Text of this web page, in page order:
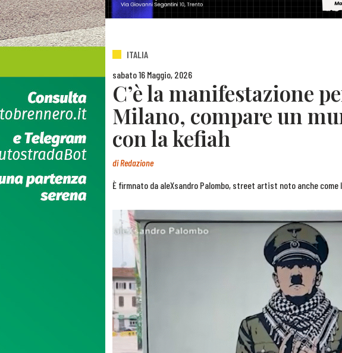
ITALIA
sabato 16 Maggio, 2026
C’è la manifestazione
Milano, compare un
con la kefiah
diRedazione
È firmnato da aleXsandro Palombo, street artist noto anche come